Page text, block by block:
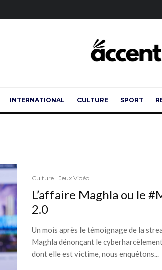
INTERNATIONAL CULTURE SPORT
Culture Jeux Vidéo
L’affaire Maghla ou le
2.0
Un mois après le témoignage de la
Maghla dénonçant le
dont elle est victime, nous enquêtons...